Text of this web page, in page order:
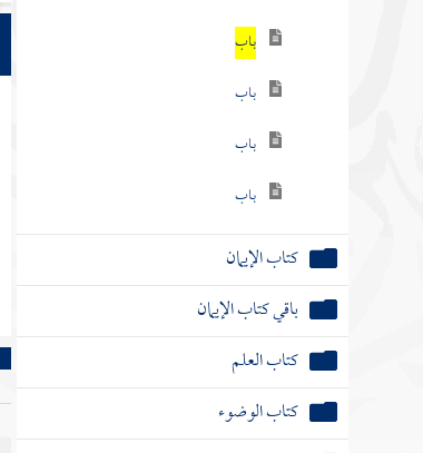
باب
باب
باب
باب
كتاب الإيمان
باقي كتاب الإيمان
كتاب العلم
كتاب الوضوء